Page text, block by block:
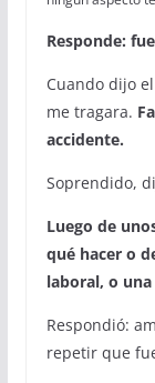
Responde:
Cuando dijo
me tragara.
accidente.
Soprendido,
Luego de
qué hacer o
laboral, o
Respondió:
repetir que